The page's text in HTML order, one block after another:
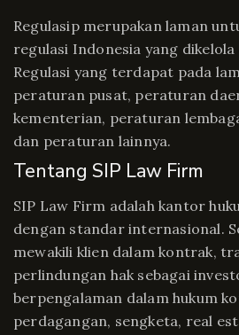
Regulasip merupakan laman
regulasi Indonesia yang dikelola
Regulasi yang terdapat pada
peraturan pusat, peraturan
kementerian, peraturan
dan peraturan lainnya.
Tentang SIP Law Firm
SIP Law Firm adalah kantor
dengan standar internasional.
mewakili klien dalam kontrak,
perlindungan hak sebagai
berpengalaman dalam hukum
perdagangan, sengketa, real